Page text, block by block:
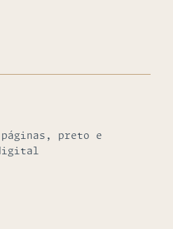
páginas, preto e